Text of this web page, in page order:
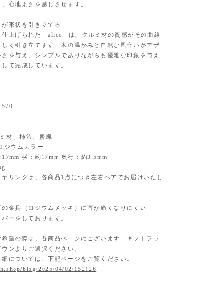
心地よさを感じさせます。
形状を引き立てる
上げられた「alice」は、クルミ材の質感がその曲線
しく引き立てます。木の温かみと自然な風合いがデザ
を与え、シンプルでありながらも優雅な印象を与え
て完成しています。
材、柿渋、蜜蝋
ジウムカラー
17mm 横：約17mm 奥行：約3.5mm
リングは、各商品1点につき左右ペアでお届けいたし
金具（ロジウムメッキ）に耳が痛くなりにくい
ーをしております。
希望の際は、各商品ページにございます「ギフトラッ
ンよりご選択ください。
については、下記ページをご覧ください。
blog/2025/04/02/152126